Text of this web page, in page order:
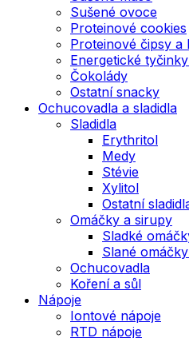
Sušené ovoce
Proteinové cookies
Proteinové čipsy a
Energetické
Čokolády
Ostatní snacky
Ochucovadla a sladidla
Sladidla
Erythritol
Medy
Stévie
Xylitol
Ostatní
Omáčky a sirupy
Sladké
Slané
Ochucovadla
Koření a sůl
Nápoje
Iontové nápoje
RTD nápoje